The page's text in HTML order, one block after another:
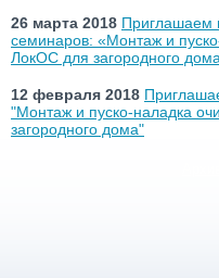
26 марта 2018 Приглашаем
семинаров: «Монтаж и
ЛокОС для загородного
12 февраля 2018
"Монтаж и пуско-наладка
загородного дома"